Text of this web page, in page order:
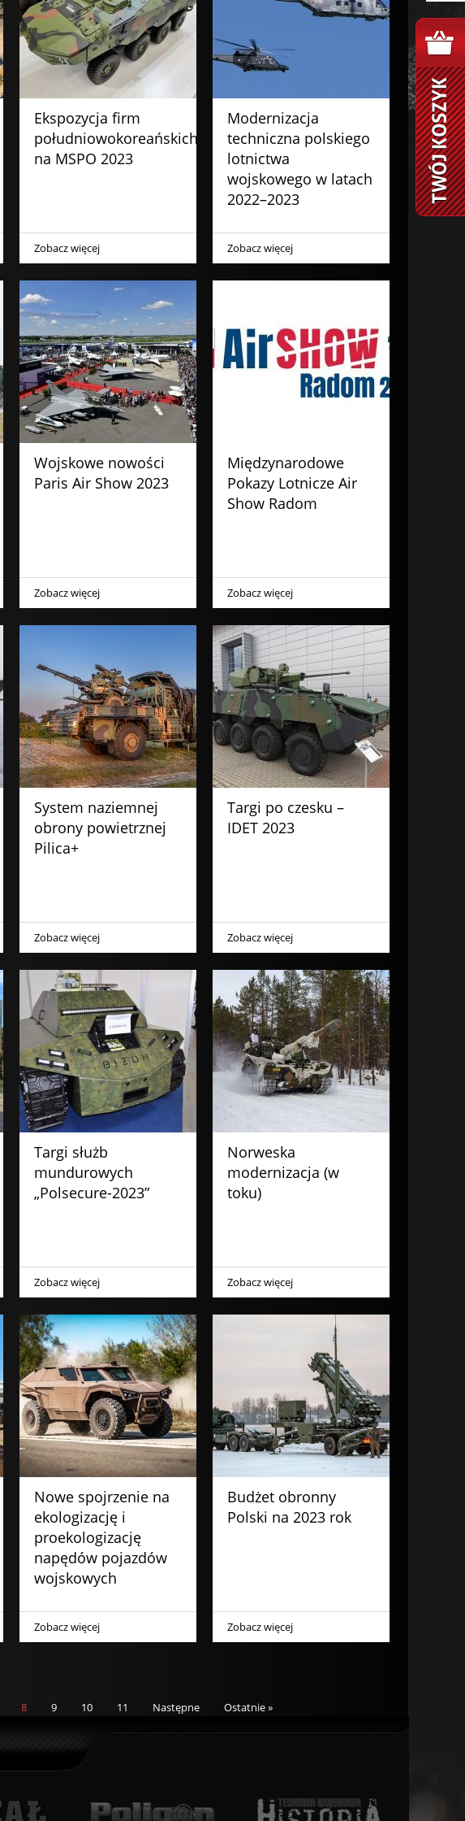
Ekspozycja firm
południowokoreańskich
na MSPO 2023
Zobacz więcej
Modernizacja
techniczna polskiego
lotnictwa
wojskowego w latach
2022–2023
Zobacz więcej
Wojskowe nowości
Paris Air Show 2023
Zobacz więcej
Międzynarodowe
Pokazy Lotnicze Air
Show Radom
Zobacz więcej
System naziemnej
obrony powietrznej
Pilica+
Zobacz więcej
Targi po czesku –
IDET 2023
Zobacz więcej
Targi służb
mundurowych
„Polsecure-2023”
Zobacz więcej
Norweska
modernizacja (w
toku)
Zobacz więcej
Nowe spojrzenie na
ekologizację i
proekologizację
napędów pojazdów
wojskowych
Zobacz więcej
Budżet obronny
Polski na 2023 rok
Zobacz więcej
8 9 10 11 Następne Ostatnie »